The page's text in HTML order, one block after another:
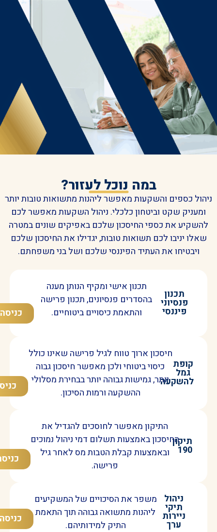
במה נוכל לעזור?
כספים והשקעות מאפשר ליהנות מתשואות טובות יותר
שקט וביטחון כלכלי. ניהול השקעות מאפשר לכם
את כספי החיסכון שלכם באפיקים שונים במטרה
יניבו לכם תשואות טובות, יגדילו את החיסכון שלכם
ויבטיחו את העתיד הפיננסי שלכם ושל בני משפחתם.
תכנון
פנסיוני
פיננסי
תכנון אישי ומקיף הנותן מענה
בהסדרים פנסיונים, תכנון פרישה
והתאמת כיסויים ביטוחיים.
כניסה
קופת
להשקעה
חיסכון ארוך טווח לגיל פרישה שאינו כולל
כיסוי ביטוחי ולכן מאפשר חיסכון גבוה
יותר, גמישות גבוהה יותר בבחירת מסלולי
ההשקעה ורמות הסיכון.
כניסה
תיקון
התיקון מאפשר לחוסכים להגדיל את
החיסכון באמצעות תשלום דמי ניהול נמוכים
ובאמצעות קבלת הטבות מס לאחר גיל
פרישה.
כניסה
ניהול
ניירות
משפר את הסיכויים של המשקיעים
ליהנות מתשואה גבוהה תוך התאמת
התיק למידותיהם.
כניסה